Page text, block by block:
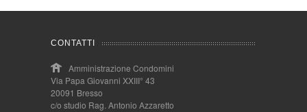
CONTATTI
Amministrazione Condomini
Via Papa Giovanni XXIII° 43
20091 Bresso
c/o studio Rag. Antonio Azzaretto